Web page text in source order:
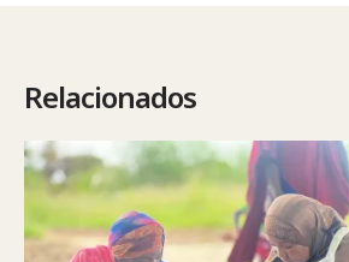
Relacionados